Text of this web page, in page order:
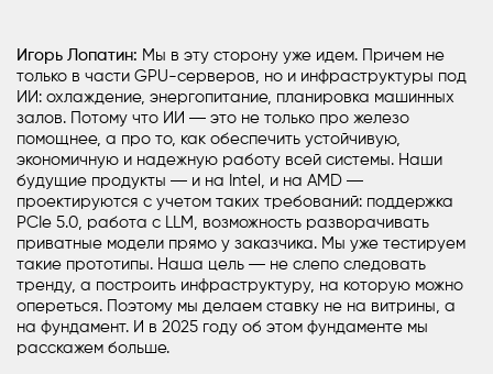
Игорь Лопатин: Мы в эту сторону уже идем. Причем не
только в части GPU-серверов, но и инфраструктуры под
ИИ: охлаждение, энергопитание, планировка машинных
залов. Потому что ИИ ― это не только про железо
помощнее, а про то, как обеспечить устойчивую,
экономичную и надежную работу всей системы. Наши
будущие продукты ― и на Intel, и на AMD ―
проектируются с учетом таких требований: поддержка
PCIe 5.0, работа с LLM, возможность разворачивать
приватные модели прямо у заказчика. Мы уже тестируем
такие прототипы. Наша цель ― не слепо следовать
тренду, а построить инфраструктуру, на которую можно
опереться. Поэтому мы делаем ставку не на витрины, а
на фундамент. И в 2025 году об этом фундаменте мы
расскажем больше.